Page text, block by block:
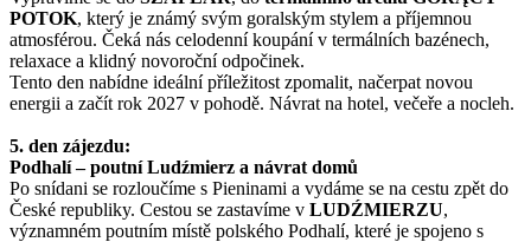
POTOK, který je známý svým goralským stylem a příjemnou
atmosférou. Čeká nás celodenní koupání v termálních bazénech,
relaxace a klidný novoroční odpočinek.
Tento den nabídne ideální příležitost zpomalit, načerpat novou
energii a začít rok 2027 v pohodě. Návrat na hotel, večeře a nocleh.
5. den zájezdu:
Podhalí – poutní Ludźmierz a návrat domů
Po snídani se rozloučíme s Pieninami a vydáme se na cestu zpět do
České republiky. Cestou se zastavíme v LUDŹMIERZU,
významném poutním místě polského Podhalí, které je spojeno s